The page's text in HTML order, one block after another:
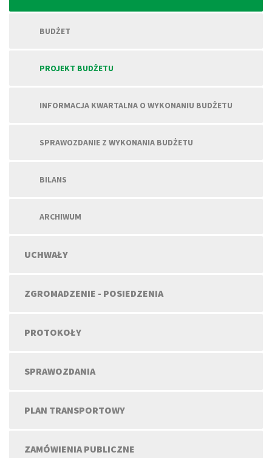
BUDŻET
PROJEKT BUDŻETU
INFORMACJA KWARTALNA O WYKONANIU BUDŻETU
SPRAWOZDANIE Z WYKONANIA BUDŻETU
BILANS
ARCHIWUM
UCHWAŁY
ZGROMADZENIE - POSIEDZENIA
PROTOKOŁY
SPRAWOZDANIA
PLAN TRANSPORTOWY
ZAMÓWIENIA PUBLICZNE